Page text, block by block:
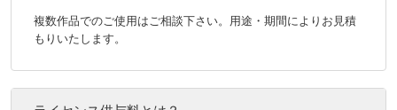
複数作品でのご使用はご相談下さい。用途・期間によりお見積
もりいたします。